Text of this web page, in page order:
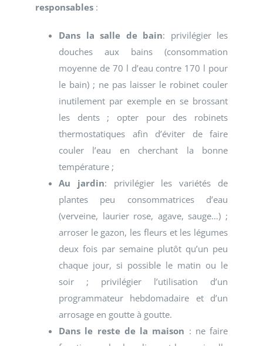
responsables :
Dans la salle de bain: privilégier les
douches aux bains (consommation
moyenne de 70 l d’eau contre 170 l pour
le bain) ; ne pas laisser le robinet couler
inutilement par exemple en se brossant
les dents ; opter pour des robinets
thermostatiques afin d’éviter de faire
couler l’eau en cherchant la bonne
température ;
Au jardin: privilégier les variétés de
plantes peu consommatrices d’eau
(verveine, laurier rose, agave, sauge…) ;
arroser le gazon, les fleurs et les légumes
deux fois par semaine plutôt qu’un peu
chaque jour, si possible le matin ou le
soir ; privilégier l’utilisation d’un
programmateur hebdomadaire et d’un
arrosage en goutte à goutte.
Dans le reste de la maison : ne faire